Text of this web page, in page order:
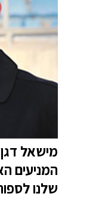
מישאל
המניעים
שלנו